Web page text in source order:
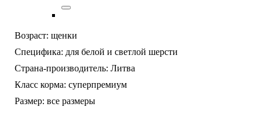
Возраст: щенки
Специфика: для белой и светлой шерсти
Страна-производитель: Литва
Класс корма: суперпремиум
Размер: все размеры